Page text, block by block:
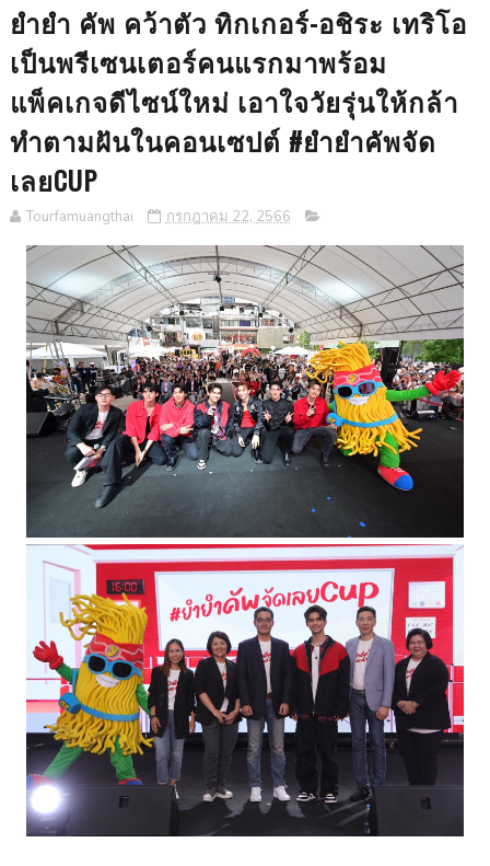
ยำยำ คัพ คว้าตัว ทิกเกอร์-อชิระ เทริโอ
เป็นพรีเซนเตอร์คนแรกมาพร้อม
แพ็คเกจดีไซน์ใหม่ เอาใจวัยรุ่นให้กล้า
ทำตามฝันในคอนเซปต์ #ยำยำคัพจัด
เลยCUP
Tourfamuangthai กรกฎาคม 22, 2566